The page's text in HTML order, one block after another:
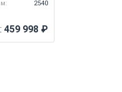
2540
459 998 ₽